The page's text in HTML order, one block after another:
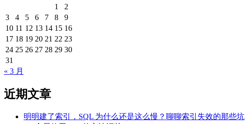
1
2
3
4 5 6 7 8
9
10 11 12 13 14 15 16
17 18 19 20 21 22 23
24 25 26 27 28 29 30
31
« 3 月
近期文章
明明建了索引，SQL 为什么还是这么慢？聊聊索引失效的那些坑